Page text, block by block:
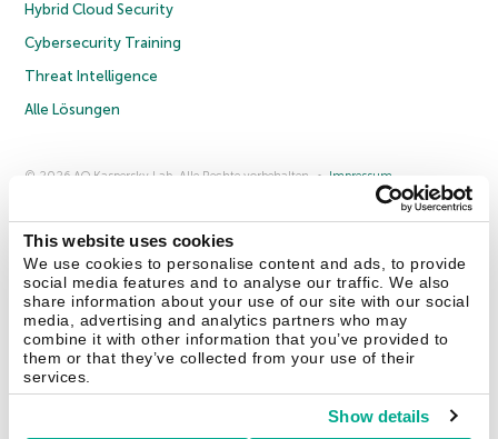
This website uses cookies
We use cookies to personalise content and ads, to provide
social media features and to analyse our traffic. We also
share information about your use of our site with our social
media, advertising and analytics partners who may
combine it with other information that you’ve provided to
them or that they’ve collected from your use of their
services.
Show details
Hybrid Cloud Security
Cybersecurity Training
Threat Intelligence
Alle Lösungen
© 2026 AO Kaspersky Lab. Alle Rechte vorbehalten.
Impressum
Lizenzvereinbarung B2B
Anmeldung zum Newsletter für B2B-Vertriebspartner
Kontakt Über uns Partner Blog
Weitere Informationen
Pressemitteilungen
Securelist Eugene Personal Blog Enzyklopädie